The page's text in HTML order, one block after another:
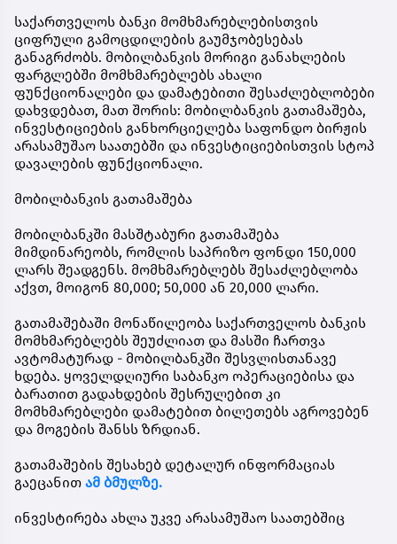
საქართველოს ბანკი მომხმარებლებისთვის
ციფრული გამოცდილების გაუმჯობესებას
განაგრძობს. მობილბანკის მორიგი განახლების
ფარგლებში მომხმარებლებს ახალი
ფუნქციონალები და დამატებითი შესაძლებლობები
დახვდებათ, მათ შორის: მობილბანკის გათამაშება,
ინვესტიციების განხორციელება საფონდო ბირჟის
არასამუშაო საათებში და ინვესტიციებისთვის სტოპ
დავალების ფუნქციონალი.
მობილბანკის გათამაშება
მობილბანკში მასშტაბური გათამაშება
მიმდინარეობს, რომლის საპრიზო ფონდი 150,000
ლარს შეადგენს. მომხმარებლებს შესაძლებლობა
აქვთ, მოიგონ 80,000; 50,000 ან 20,000 ლარი.
გათამაშებაში მონაწილეობა საქართველოს ბანკის
მომხმარებლებს შეუძლიათ და მასში ჩართვა
ავტომატურად - მობილბანკში შესვლისთანავე
ხდება. ყოველდღიური საბანკო ოპერაციებისა და
ბარათით გადახდების შესრულებით კი
მომხმარებლები დამატებით ბილეთებს აგროვებენ
და მოგების შანსს ზრდიან.
გათამაშების შესახებ დეტალურ ინფორმაციას
გაეცანით ამ ბმულზე.
ინვესტირება ახლა უკვე არასამუშაო საათებშიც